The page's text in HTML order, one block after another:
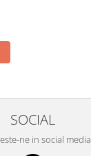
SOCIAL
ne in social media